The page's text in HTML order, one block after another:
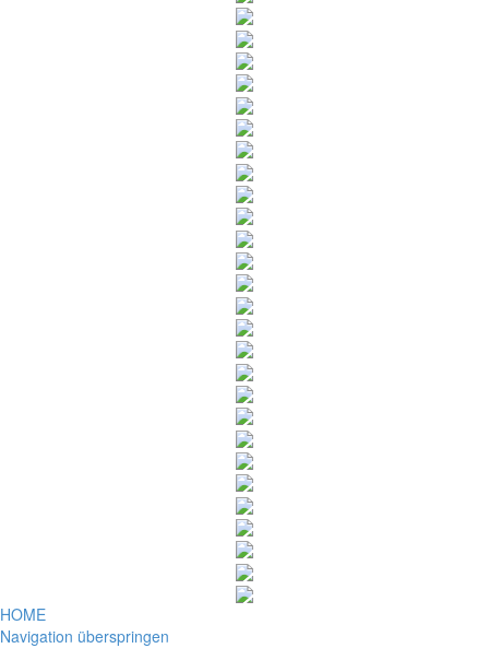
HOME
Navigation überspringen